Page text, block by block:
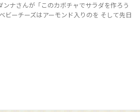
ナさんが「このカボチャでサラダを作ろう
ーチーズはアーモンド入りのを そして先日